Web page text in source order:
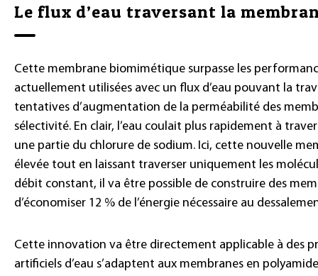
Le flux d’eau traversant la
Cette membrane biomimétique surpasse les
actuellement utilisées avec un flux d’eau pouvant la
tentatives d’augmentation de la perméabilité des
sélectivité. En clair, l’eau coulait plus rapidement à
une partie du chlorure de sodium. Ici, cette nouvelle
élevée tout en laissant traverser uniquement les
débit constant, il va être possible de construire des
d’économiser 12 % de l’énergie nécessaire au
Cette innovation va être directement applicable à des
artificiels d’eau s’adaptent aux membranes en